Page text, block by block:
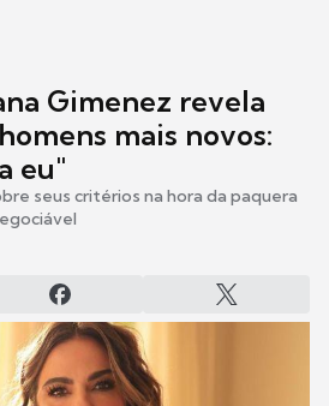
Gimenez revela
mais novos:
eu"
seus critérios na hora da paquera